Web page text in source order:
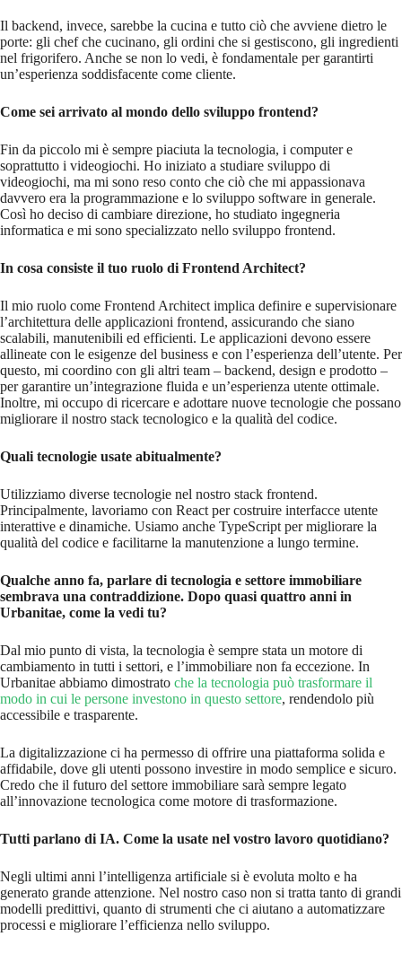
Il backend, invece, sarebbe la cucina e tutto ciò che avviene dietro le
porte: gli chef che cucinano, gli ordini che si gestiscono, gli ingredienti
nel frigorifero. Anche se non lo vedi, è fondamentale per garantirti
un’esperienza soddisfacente come cliente.
Come sei arrivato al mondo dello sviluppo frontend?
Fin da piccolo mi è sempre piaciuta la tecnologia, i computer e
soprattutto i videogiochi. Ho iniziato a studiare sviluppo di
videogiochi, ma mi sono reso conto che ciò che mi appassionava
davvero era la programmazione e lo sviluppo software in generale.
Così ho deciso di cambiare direzione, ho studiato ingegneria
informatica e mi sono specializzato nello sviluppo frontend.
In cosa consiste il tuo ruolo di Frontend Architect?
Il mio ruolo come Frontend Architect implica definire e supervisionare
l’architettura delle applicazioni frontend, assicurando che siano
scalabili, manutenibili ed efficienti. Le applicazioni devono essere
allineate con le esigenze del business e con l’esperienza dell’utente. Per
questo, mi coordino con gli altri team – backend, design e prodotto –
per garantire un’integrazione fluida e un’esperienza utente ottimale.
Inoltre, mi occupo di ricercare e adottare nuove tecnologie che possano
migliorare il nostro stack tecnologico e la qualità del codice.
Quali tecnologie usate abitualmente?
Utilizziamo diverse tecnologie nel nostro stack frontend.
Principalmente, lavoriamo con React per costruire interfacce utente
interattive e dinamiche. Usiamo anche TypeScript per migliorare la
qualità del codice e facilitarne la manutenzione a lungo termine.
Qualche anno fa, parlare di tecnologia e settore immobiliare
sembrava una contraddizione. Dopo quasi quattro anni in
Urbanitae, come la vedi tu?
Dal mio punto di vista, la tecnologia è sempre stata un motore di
cambiamento in tutti i settori, e l’immobiliare non fa eccezione. In
Urbanitae abbiamo dimostrato che la tecnologia può trasformare il
modo in cui le persone investono in questo settore, rendendolo più
accessibile e trasparente.
La digitalizzazione ci ha permesso di offrire una piattaforma solida e
affidabile, dove gli utenti possono investire in modo semplice e sicuro.
Credo che il futuro del settore immobiliare sarà sempre legato
all’innovazione tecnologica come motore di trasformazione.
Tutti parlano di IA. Come la usate nel vostro lavoro quotidiano?
Negli ultimi anni l’intelligenza artificiale si è evoluta molto e ha
generato grande attenzione. Nel nostro caso non si tratta tanto di grandi
modelli predittivi, quanto di strumenti che ci aiutano a automatizzare
processi e migliorare l’efficienza nello sviluppo.